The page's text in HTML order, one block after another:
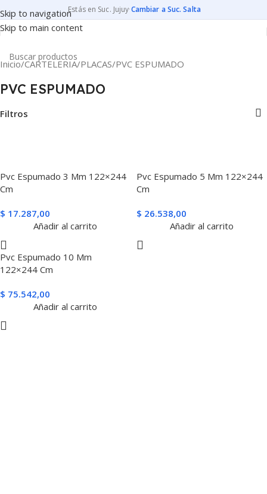
Skip to navigation
Skip to main content
Estás en Suc. Jujuy·Cambiar a Suc. Salta
Inicio CARTELERIA PLACAS PVC ESPUMADO
PVC ESPUMADO
Filtros
Pvc Espumado 3 Mm 122×244
Cm
$ 17.287,00
Añadir al carrito
Pvc Espumado 5 Mm 122×244
Cm
$ 26.538,00
Añadir al carrito
Pvc Espumado 10 Mm
122×244 Cm
$ 75.542,00
Añadir al carrito